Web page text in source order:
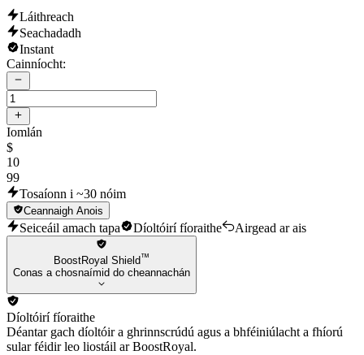
Láithreach
Seachadadh
Instant
Cainníocht:
Iomlán
$
10
99
Tosaíonn i ~30 nóim
Ceannaigh Anois
Seiceáil amach tapa Díoltóirí fíoraithe Airgead ar ais
BoostRoyal Shield™
Conas a chosnaímid do cheannachán
Díoltóirí fíoraithe
Déantar gach díoltóir a ghrinnscrúdú agus a bhféiniúlacht a fhíorú
sular féidir leo liostáil ar BoostRoyal.